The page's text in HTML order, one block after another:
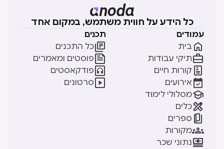
כל הידע על חווית משתמש, במקום אחד
עמודים
בית 
תיקי עבודות
קורות חיים 
אירועים 
מסלולי לימוד
כלים
ספרים 
מקורות
נתוני שכר
תכנים
כל התכנים
פוסטים ומאמרים
פודקאסטים
סרטונים